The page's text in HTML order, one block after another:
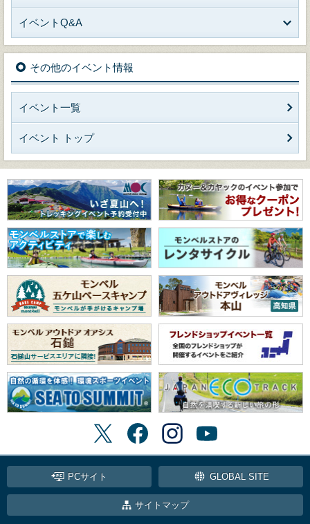
イベントQ&A
その他のイベント情報
イベント一覧
イベント トップ
PCサイト GLOBAL SITE
サイトマップ